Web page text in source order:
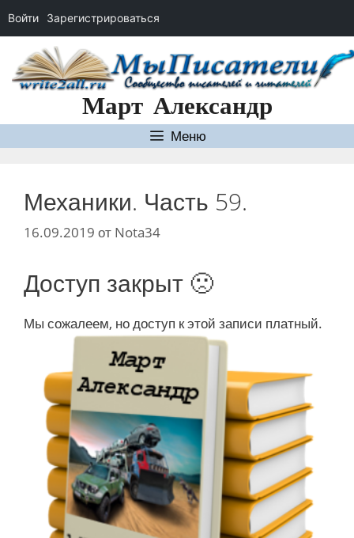
Перейти
содержимомуМарт Александр
Меню
Механики. Часть 59.
16.09.2019 от Nota34
Доступ закрыт 🙁
Мы сожалеем, но доступ к этой записи платный.
Войти Зарегистрироваться